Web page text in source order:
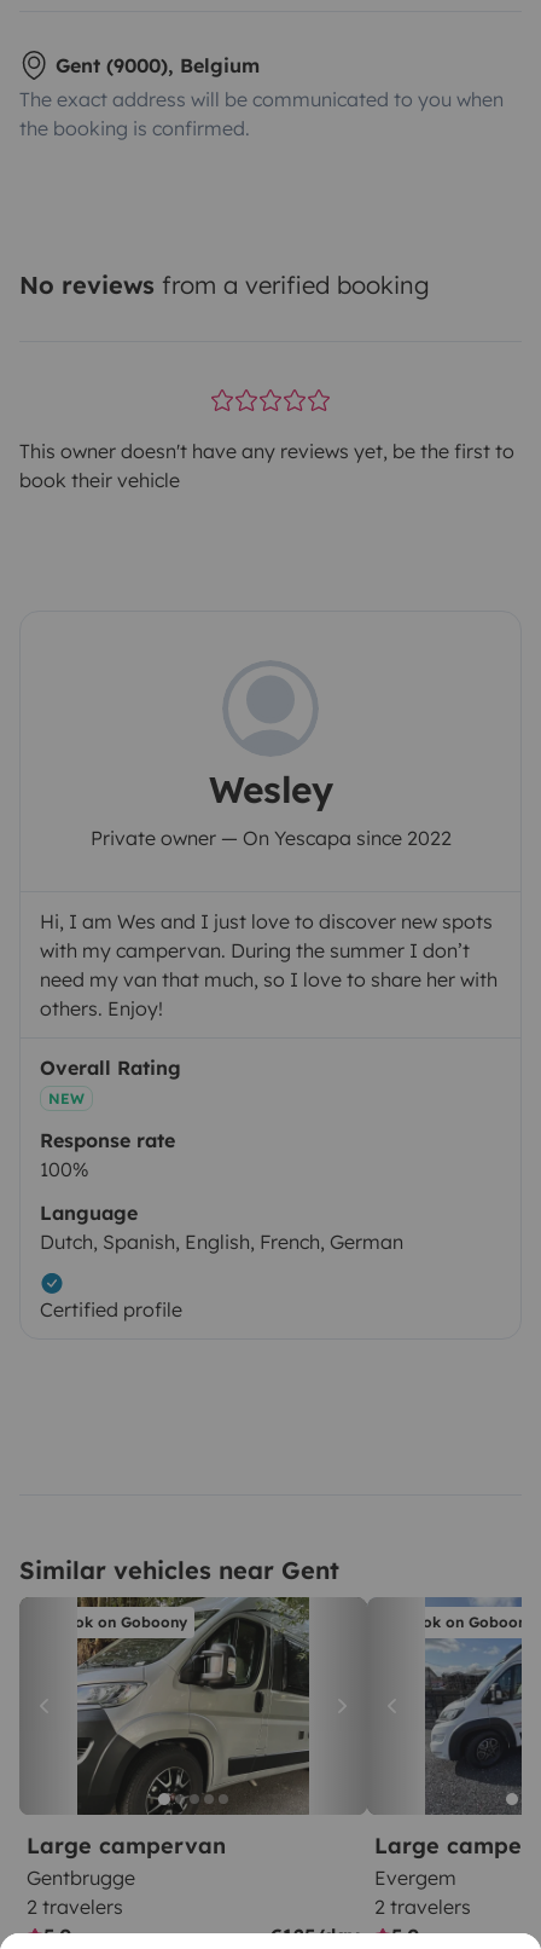
Gent (9000), Belgium
The exact address will be communicated to you when
the booking is confirmed.
No reviews from a verified booking
This owner doesn't have any reviews yet, be the first to
book their vehicle
Wesley
Private owner — On Yescapa since 2022
Hi, I am Wes and I just love to discover new spots
with my campervan. During the summer I don’t
need my van that much, so I love to share her with
others. Enjoy!
Overall Rating
NEW
Response rate
100%
Language
Dutch, Spanish, English, French, German
Certified profile
Similar vehicles near Gent
Book on Goboony
Large campervan
Gentbrugge
2 travelers
5.0
€125/day
Book on Goboony
Large
Evergem
2 travelers
5.0